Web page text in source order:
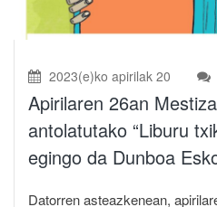
2023(e)ko apirilak 20
Apirilaren 26an
antolatutako “Liburu
egingo da Dunboa
Datorren asteazkenean,